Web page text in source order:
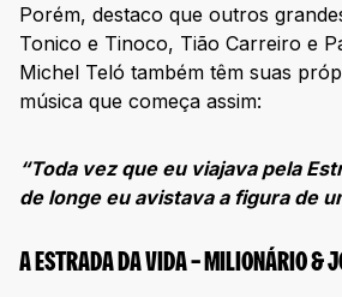
Porém, destaco que outros
Tonico e Tinoco, Tião Carreiro e
Michel Teló também têm suas
música que começa assim:
“Toda vez que eu viajava pela
de longe eu avistava a figura de
A ESTRADA DA VIDA – MILIONÁRIO &